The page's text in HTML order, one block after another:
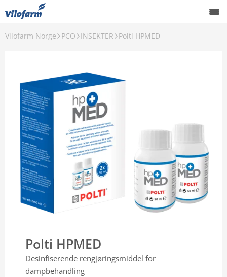
Vilofarm Norge PCO INSEKTER Polti HPMED
Polti HPMED
Desinfiserende rengjøringsmiddel for
dampbehandling
VÅRE MERKEVARER
VÅRE PRODUKTER
PCO
AKTUELT
FORHANDLERE
Karriere